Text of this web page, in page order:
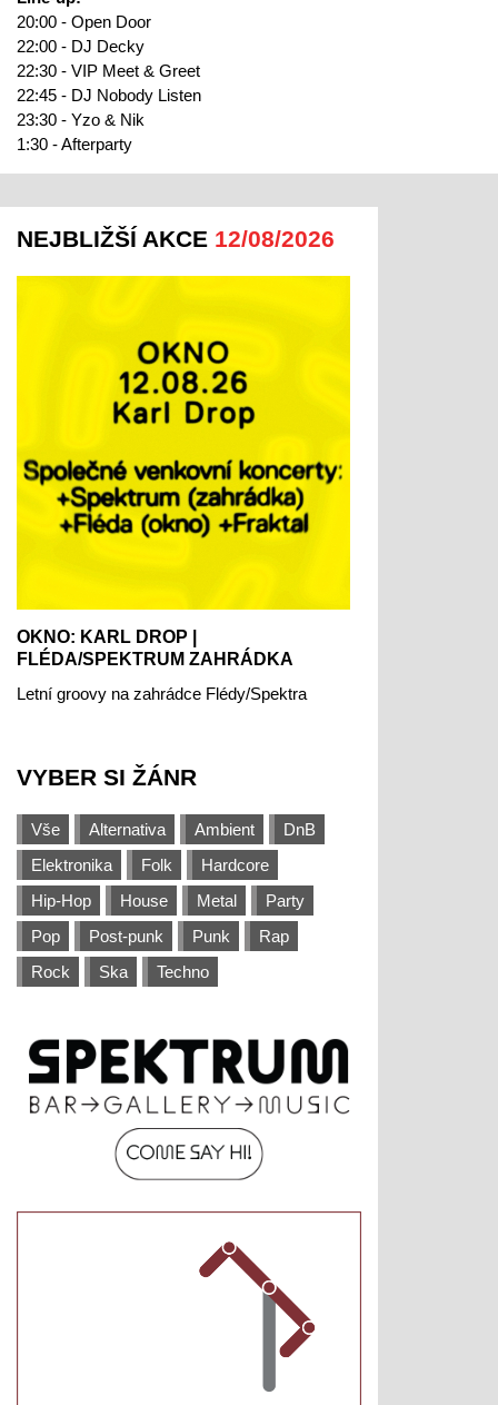
20:00 - Open Door
22:00 - DJ Decky
22:30 - VIP Meet & Greet
22:45 - DJ Nobody Listen
23:30 - Yzo & Nik
1:30 - Afterparty
NEJBLIŽŠÍ AKCE 12/08/2026
OKNO: KARL DROP |
FLÉDA/SPEKTRUM ZAHRÁDKA
Letní groovy na zahrádce Flédy/Spektra
VYBER SI ŽÁNR
Vše Alternativa Ambient
DnB
Elektronika
Folk
Hardcore
Hip-Hop
House Metal
Party
Pop
Post-punk Punk
Rap
Rock
Ska Techno